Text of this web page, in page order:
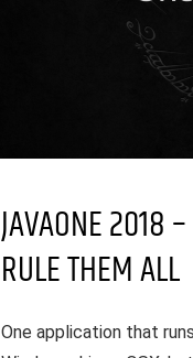
JAVAONE 2018
RULE THEM ALL
One application that